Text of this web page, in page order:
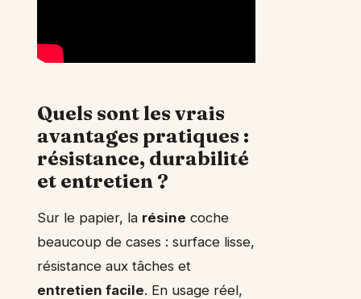
Quels sont les vrais
avantages pratiques :
résistance, durabilité
et entretien ?
Sur le papier, la résine coche
beaucoup de cases : surface lisse,
résistance aux tâches et
entretien facile. En usage réel,